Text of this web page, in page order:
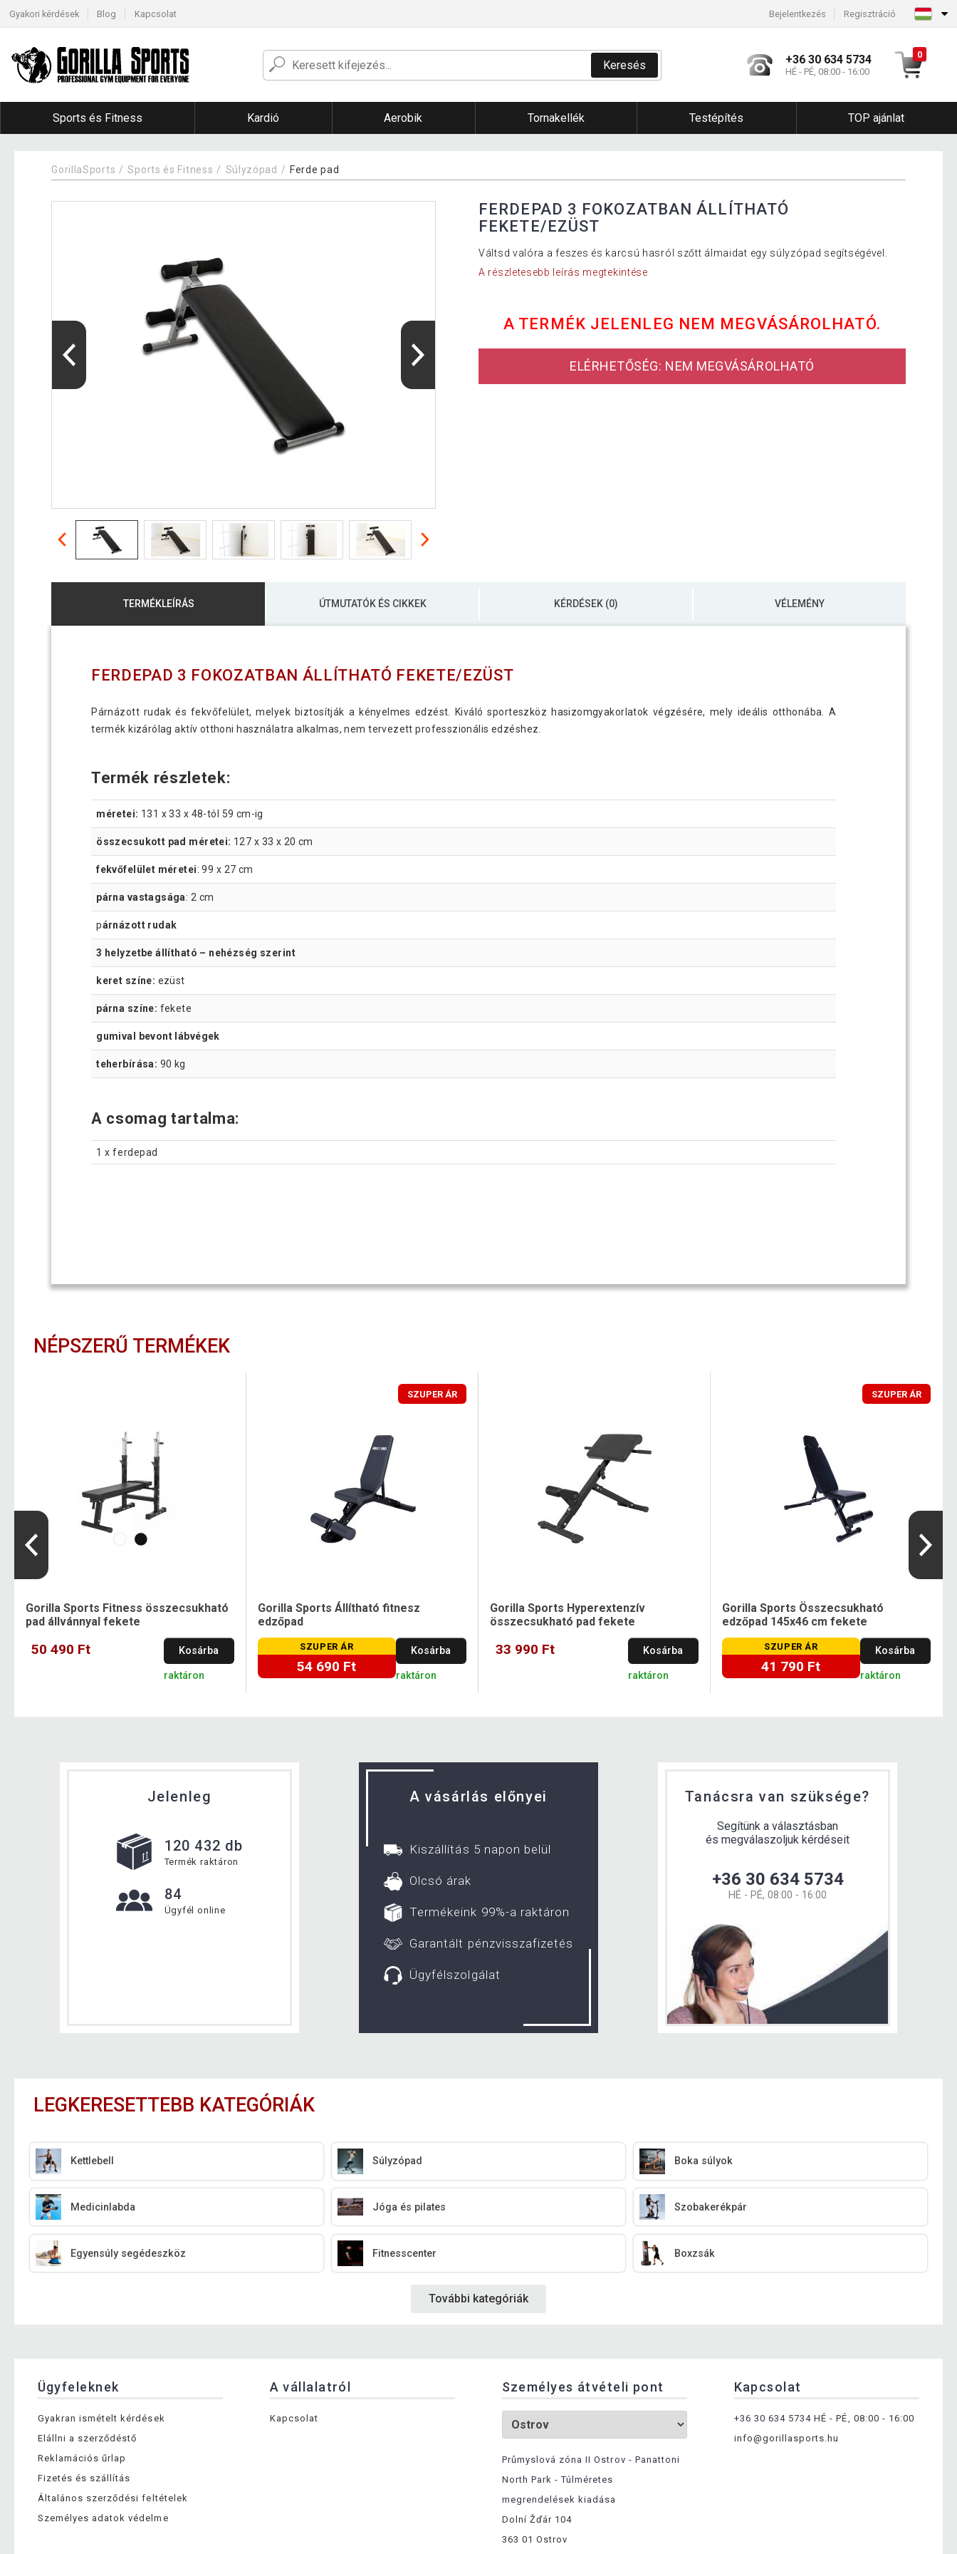
Gyakori kérdések Blog Kapcsolat Bejelentkezés Regisztráció
Keresés +36 30 634 5734
HÉ - PÉ, 08:00 - 16:00
0
Sports és Fitness Kardió Aerobik Tornakellék Testépítés TOP ajánlat
GorillaSports Sports és Fitness Súlyzópad Ferde pad
FERDEPAD 3 FOKOZATBAN ÁLLÍTHATÓ
FEKETE/EZÜST
Váltsd valóra a feszes és karcsú hasról szőtt álmaidat egy súlyzópad segítségével.
A részletesebb leírás megtekintése
A TERMÉK JELENLEG NEM MEGVÁSÁROLHATÓ.
ELÉRHETŐSÉG: NEM MEGVÁSÁROLHATÓ
TERMÉKLEÍRÁS ÚTMUTATÓK ÉS CIKKEK KÉRDÉSEK (0) VÉLEMÉNY
FERDEPAD 3 FOKOZATBAN ÁLLÍTHATÓ FEKETE/EZÜST
Párnázott rudak és fekvőfelület, melyek biztosítják a kényelmes edzést. Kiváló sporteszköz hasizomgyakorlatok végzésére, mely ideális otthonába. A
termék kizárólag aktív otthoni használatra alkalmas, nem tervezett professzionális edzéshez.
Termék részletek:
méretei: 131 x 33 x 48-tól 59 cm-ig
összecsukott pad méretei: 127 x 33 x 20 cm
fekvőfelület méretei: 99 x 27 cm
párna vastagsága: 2 cm
párnázott rudak
3 helyzetbe állítható – nehézség szerint
keret színe: ezüst
párna színe: fekete
gumival bevont lábvégek
teherbírása: 90 kg
A csomag tartalma:
1 x ferdepad
NÉPSZERŰ TERMÉKEK
Gorilla Sports Fitness összecsukható
pad állvánnyal fekete
50 490 Ft Kosárba
raktáron
SZUPER ÁR
Gorilla Sports Állítható fitnesz
edzőpad
SZUPER ÁR
54 690 Ft
Kosárba
raktáron
Gorilla Sports Hyperextenzív
összecsukható pad fekete
33 990 Ft Kosárba
raktáron
SZUPER ÁR
Gorilla Sports Összecsukható
edzőpad 145x46 cm fekete
SZUPER ÁR
41 790 Ft
Kosárba
raktáron
Jelenleg
120 432 db
Termék raktáron
84
Ügyfél online
A vásárlás előnyei
Kiszállítás 5 napon belül
Olcsó árak
Termékeink 99%-a raktáron
Garantált pénzvisszafizetés
Ügyfélszolgálat
Tanácsra van szüksége?
Segítünk a választásban
és megválaszoljuk kérdéseit
+36 30 634 5734
HÉ - PÉ, 08:00 - 16:00
LEGKERESETTEBB KATEGÓRIÁK
Kettlebell Súlyzópad Boka súlyok
Medicinlabda Jóga és pilates Szobakerékpár
Egyensúly segédeszköz Fitnesscenter Boxzsák
További kategóriák
Ügyfeleknek
Gyakran ismételt kérdések
Elállni a szerződéstő
Reklamációs űrlap
Fizetés és szállítás
Általános szerződési feltételek
Személyes adatok védelme
A vállalatról
Kapcsolat
Személyes átvételi pont
Průmyslová zóna II Ostrov - Panattoni
North Park - Túlméretes
megrendelések kiadása
Dolní Žďár 104
363 01 Ostrov
Kapcsolat
+36 30 634 5734 HÉ - PÉ, 08:00 - 16:00
info@gorillasports.hu